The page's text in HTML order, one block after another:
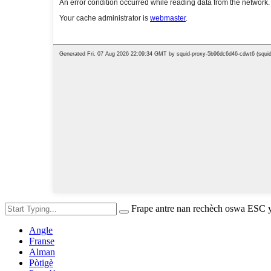
Frape antre nan rechèch oswa ESC
Angle
Franse
Alman
Pòtigè